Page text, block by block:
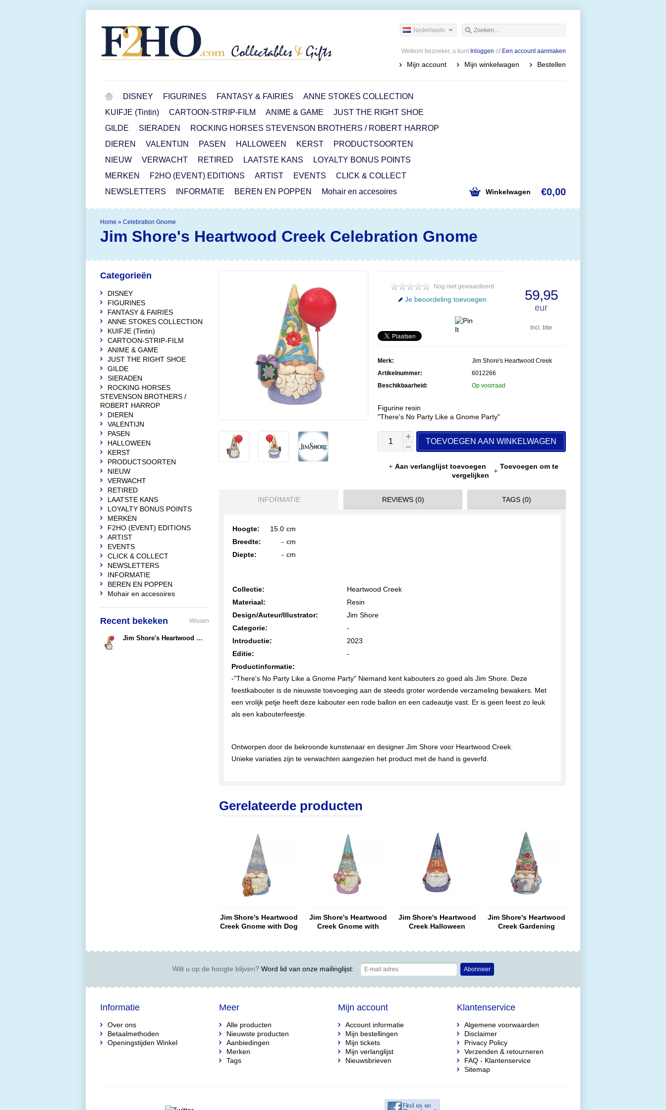
Nederlands
Welkom bezoeker, u kunt Inloggen of Een account aanmaken
Mijn account Mijn winkelwagen Bestellen
DISNEY FIGURINES FANTASY & FAIRIES
ANNE STOKES COLLECTION
KUIFJE (Tintin)
CARTOON-STRIP-FILM ANIME & GAME
JUST THE RIGHT SHOE
GILDE
SIERADEN
ROCKING HORSES STEVENSON BROTHERS / ROBERT HARROP
DIEREN
VALENTIJN PASEN HALLOWEEN KERST
PRODUCTSOORTEN
NIEUW
VERWACHT RETIRED LAATSTE KANS
LOYALTY BONUS POINTS
MERKEN
F2HO (EVENT) EDITIONS ARTIST EVENTS
CLICK & COLLECT
NEWSLETTERS
INFORMATIE BEREN EN POPPEN Mohair en accesoires Winkelwagen €0,00
Home » Celebration Gnome
Jim Shore's Heartwood Creek Celebration Gnome
59,95
eur
Incl. btw
Nog niet gewaardeerd
Je beoordeling toevoegen
Merk:
Jim Shore's Heartwood Creek
Artikelnummer:
6012266
Beschikbaarheid:
Op voorraad
Figurine resin
"There's No Party Like a Gnome Party"
TOEVOEGEN AAN WINKELWAGEN
Aan verlanglijst toevoegen
Toevoegen om te
vergelijken
INFORMATIE REVIEWS (0) TAGS (0)
Hoogte: 15.0 cm
Breedte:
- cm
Diepte:
- cm
Collectie:
Heartwood Creek
Materiaal:
Resin
Design/Auteur/Illustrator:
Jim Shore
Categorie:
-
Introductie:
2023
Editie:
-
Productinformatie:
-"There's No Party Like a Gnome Party" Niemand kent kabouters zo goed als Jim Shore. Deze
feestkabouter is de nieuwste toevoeging aan de steeds groter wordende verzameling bewakers. Met
een vrolijk petje heeft deze kabouter een rode ballon en een cadeautje vast. Er is geen feest zo leuk
als een kabouterfeestje.
Ontworpen door de bekroonde kunstenaar en designer Jim Shore voor Heartwood Creek.
Unieke variaties zijn te verwachten aangezien het product met de hand is geverfd.
Gerelateerde producten
Jim Shore's Heartwood
Creek Gnome with Dog
Jim Shore's Heartwood
Creek Gnome with
Jim Shore's Heartwood
Creek Halloween
Jim Shore's Heartwood
Creek Gardening
Categorieën
DISNEY
FIGURINES
FANTASY & FAIRIES
ANNE STOKES COLLECTION
KUIFJE (Tintin)
CARTOON-STRIP-FILM
ANIME & GAME
JUST THE RIGHT SHOE
GILDE
SIERADEN
ROCKING HORSES
STEVENSON BROTHERS /
ROBERT HARROP
DIEREN
VALENTIJN
PASEN
HALLOWEEN
KERST
PRODUCTSOORTEN
NIEUW
VERWACHT
RETIRED
LAATSTE KANS
LOYALTY BONUS POINTS
MERKEN
F2HO (EVENT) EDITIONS
ARTIST
EVENTS
CLICK & COLLECT
NEWSLETTERS
INFORMATIE
BEREN EN POPPEN
Mohair en accesoires
Recent bekeken Wissen
Jim Shore's Heartwood Creek Celebration Gnome
Wilt u op de hoogte blijven?Word lid van onze mailinglijst: Abonneer
Informatie
Over ons
Betaalmethoden
Openingstijden Winkel
Meer
Alle producten
Nieuwste producten
Aanbiedingen
Merken
Tags
Mijn account
Account informatie
Mijn bestellingen
Mijn tickets
Mijn verlanglijst
Nieuwsbrieven
Klantenservice
Algemene voorwaarden
Disclaimer
Privacy Policy
Verzenden & retourneren
FAQ - Klantenservice
Sitemap